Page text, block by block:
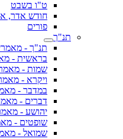
ט"ו בשבט
חודש אדר,
פורים
תנ"ך
תנ"ך -
בראשית -
שמות -
ויקרא -
במדבר -
דברים -
יהושע -
שופטים -
שמואל -